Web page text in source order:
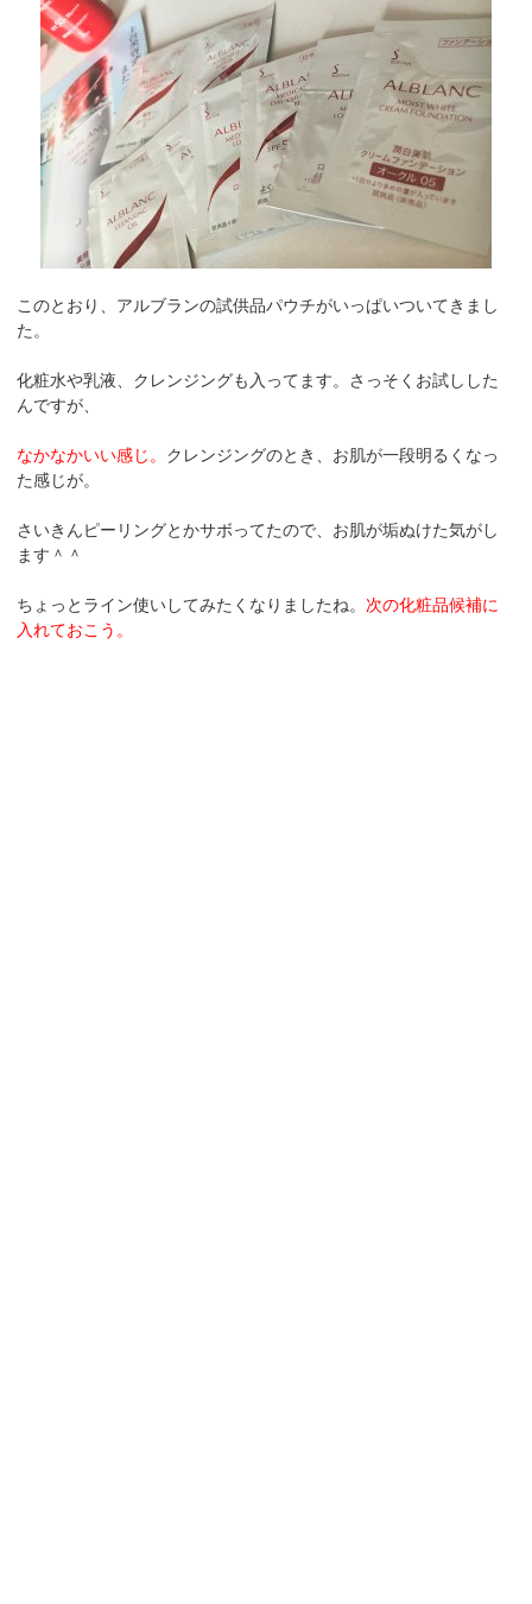
このとおり、アルブランの試供品パウチがいっぱいついてきまし
た。
化粧水や乳液、クレンジングも入ってます。さっそくお試しした
んですが、
なかなかいい感じ。 クレンジングのとき、お肌が一段明るくなっ
た感じが。
さいきんピーリングとかサボってたので、お肌が垢ぬけた気がし
ます＾＾
ちょっとライン使いしてみたくなりましたね。 次の化粧品候補に
入れておこう。